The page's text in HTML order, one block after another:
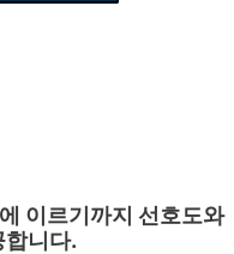
이르기까지 선호도와
합니다.